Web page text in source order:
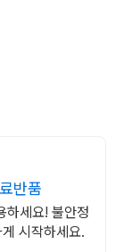
반품
세요! 불안정
시작하세요.